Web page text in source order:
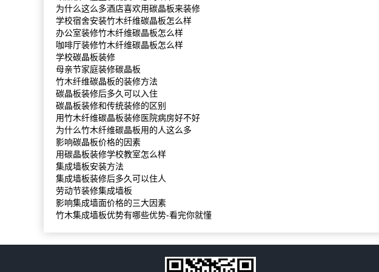
为什么这么多酒店喜欢用碳晶板来装修
学校宿舍安装竹木纤维碳晶板怎么样
办公室装修竹木纤维碳晶板怎么样
咖啡厅装修竹木纤维碳晶板怎么样
学校碳晶板装修
母亲节家庭装修碳晶板
竹木纤维碳晶板的装修方法
碳晶板装修后多久可以入住
碳晶板装修和传统装修的区别
用竹木纤维碳晶板装修医院病房好不好
为什么竹木纤维碳晶板用的人这么多
影响碳晶板价格的因素
用碳晶板装修学校教室怎么样
集成墙板安装方法
集成墙板装修后多久可以住人
劳动节装修集成墙板
影响集成墙面价格的三大因素
竹木集成墙板优势有哪些优势-看完你就懂